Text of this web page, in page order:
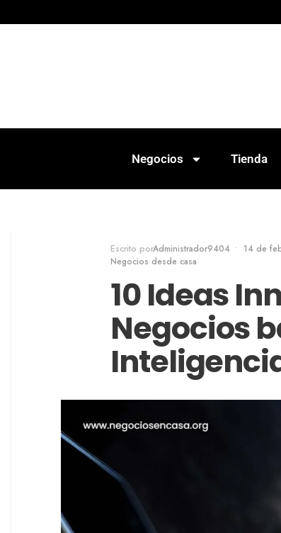
Negocios Tienda
Escrito porAdministrador9404 • 14 de
Negocios desde casa
10 Ideas
Negocios